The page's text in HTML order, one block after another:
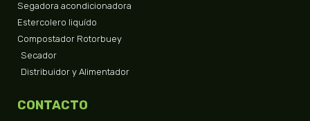
Segadora acondicionadora
Estercolero liquído
Compostador Rotorbuey
Secador
Distribuidor y Alimentador
CONTACTO